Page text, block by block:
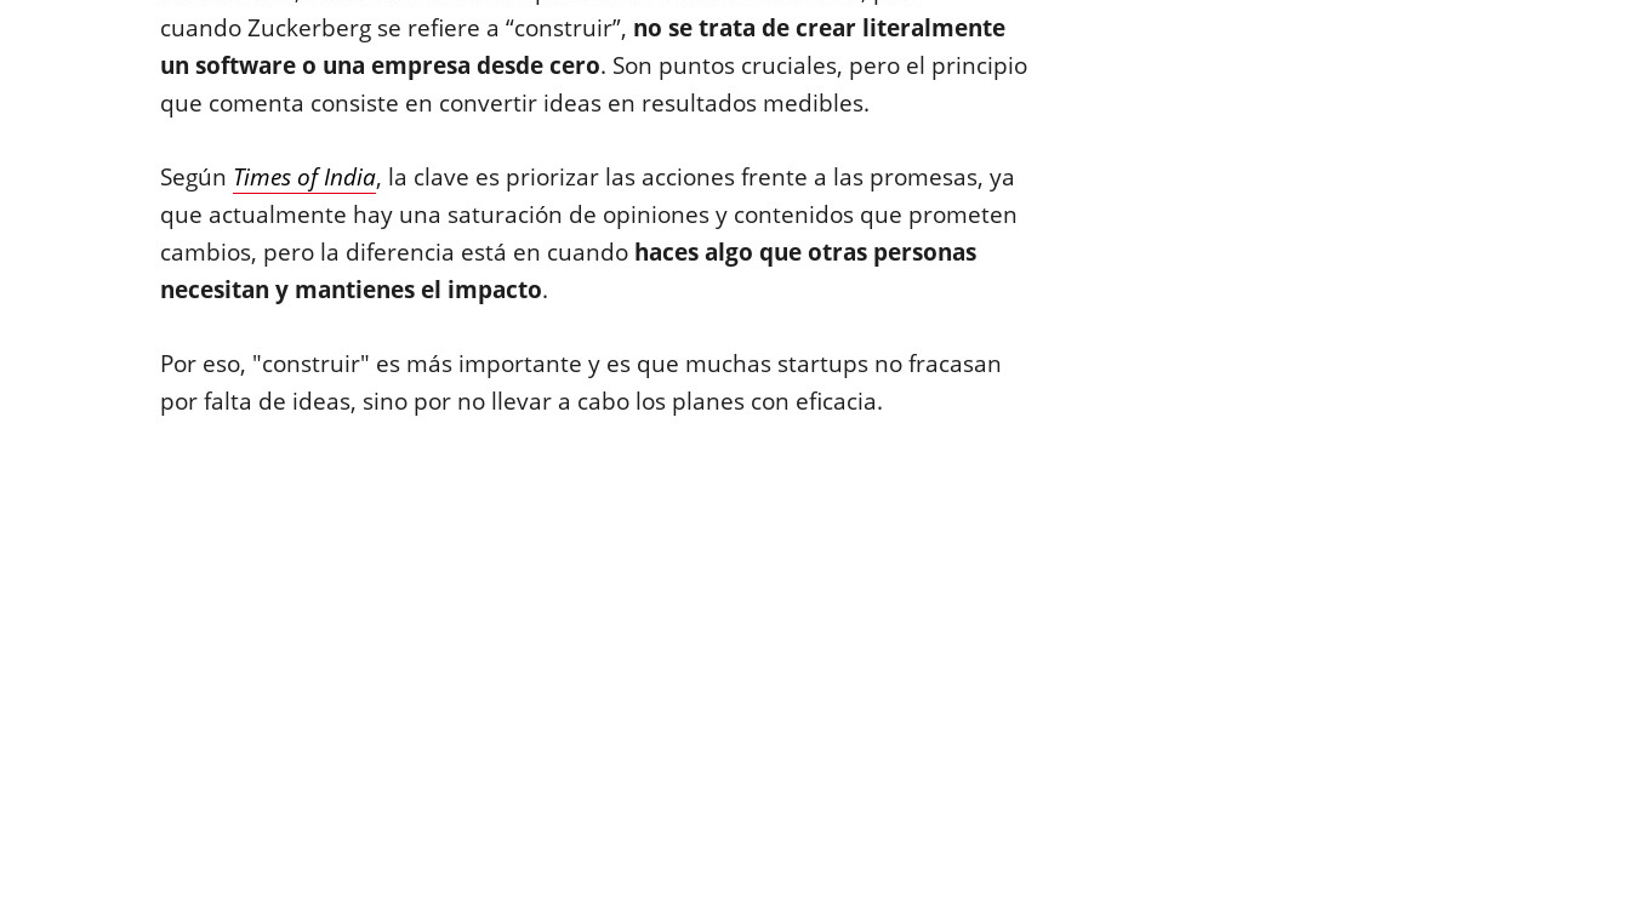
cuando Zuckerberg se refiere a “construir”, no se trata de crear literalmente
un software o una empresa desde cero. Son puntos cruciales, pero el principio
que comenta consiste en convertir ideas en resultados medibles.
Según Times of India, la clave es priorizar las acciones frente a las promesas, ya
que actualmente hay una saturación de opiniones y contenidos que prometen
cambios, pero la diferencia está en cuando haces algo que otras personas
necesitan y mantienes el impacto.
Por eso, "construir" es más importante y es que muchas startups no fracasan
por falta de ideas, sino por no llevar a cabo los planes con eficacia.